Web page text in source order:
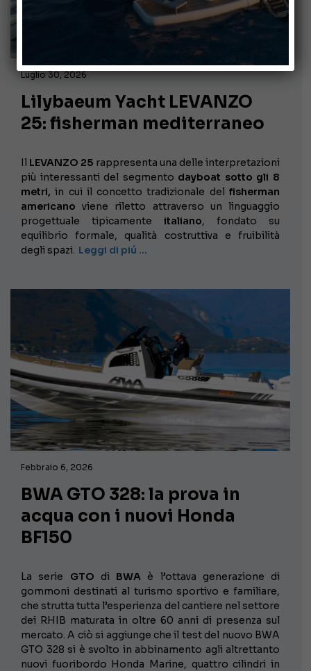
Luglio 30, 2026
Lilybaeum Yacht LEVANZO
25: fisherman mediterraneo
Il LEVANZO 25 rappresenta una delle interpretazioni
più interessanti del segmento dayboat sotto gli 8
metri, in cui il concetto tradizionale del fisherman
americano viene riletto attraverso un linguaggio
progettuale tipicamente italiano, fondato su
equilibrio formale, qualità costruttiva e fruibilità
degli spazi. Leggi di piú …
Febbraio 6, 2026
BWA GTO 328: la prova in
acqua con i nuovi Honda
BF150
La serie GTO di BWA è l’ottava generazione di
gommoni destinati al turismo sportivo e familiare,
che strutta tutta l’esperienza del cantiere nel settore
dei RHIB maturata in oltre 60 anni di presenza sul
mercato. A ciò si aggiunge che il test del nuovo BWA
GTO 328 si è svolto in abbinamento agli altrettanto
nuovi fuoribordo Honda Marine, quattro cilindri in